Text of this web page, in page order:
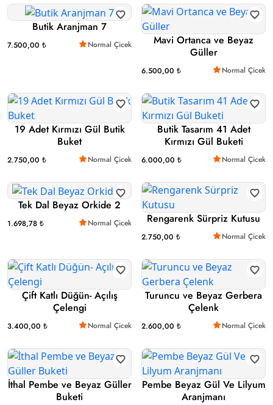
Butik Aranjman 7
7.500,00 ₺ Normal Çicek
Mavi Ortanca ve Beyaz
Güller
6.500,00 ₺ Normal Çicek
19 Adet Kırmızı Gül Butik
Buket
2.750,00 ₺ Normal Çicek
Butik Tasarım 41 Adet
Kırmızı Gül Buketi
6.000,00 ₺ Normal Çicek
Tek Dal Beyaz Orkide 2
1.698,78 ₺ Normal Çicek Rengarenk Sürpriz Kutusu
2.750,00 ₺ Normal Çicek
Çift Katlı Düğün- Açılış
Çelengi
3.400,00 ₺ Normal Çicek
Turuncu ve Beyaz Gerbera
Çelenk
2.600,00 ₺ Normal Çicek
İthal Pembe ve Beyaz Güller
Buketi
Pembe Beyaz Gül Ve Lilyum
Aranjmanı